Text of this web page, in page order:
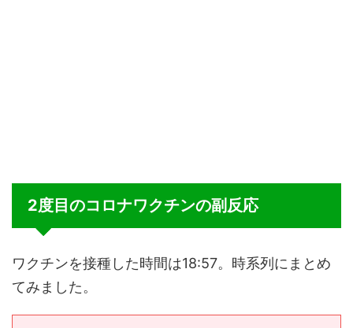
2度目のコロナワクチンの副反応
ワクチンを接種した時間は18:57。時系列にまとめ
てみました。